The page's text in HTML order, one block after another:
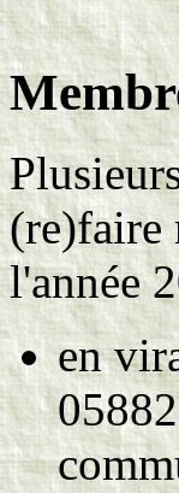
(re)faire
l'année
en